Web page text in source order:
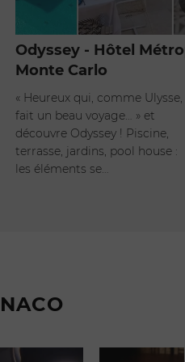
Odyssey - Hôtel
Monte Carlo
« Heureux qui, comme Ulysse,
fait un beau voyage… » et
découvre Odyssey ! Piscine,
terrasse, jardins, pool house :
les éléments se…